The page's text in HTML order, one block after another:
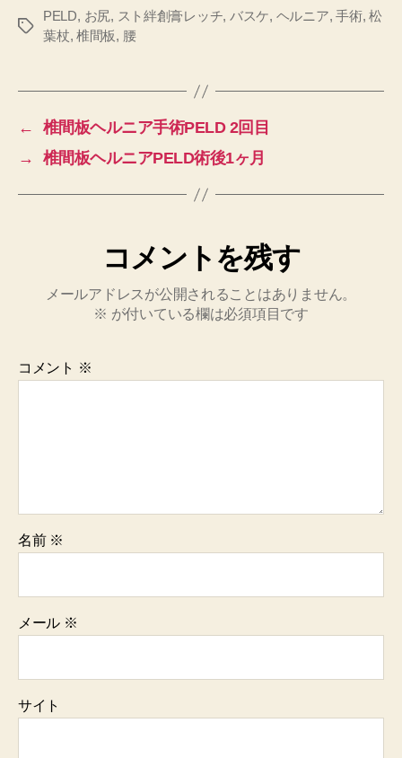
タ
PELD, お尻, スト絆創膏レッチ, バスケ, ヘルニア,手術,松
葉杖, 椎間板, 腰
←
椎間板ヘルニア手術PELD 2回目
→
椎間板ヘルニアPELD術後1ヶ月
コメントを残す
メールアドレスが公開されることはありません。
※ が付いている欄は必須項目です
コメント ※
名前 ※
メール ※
サイト